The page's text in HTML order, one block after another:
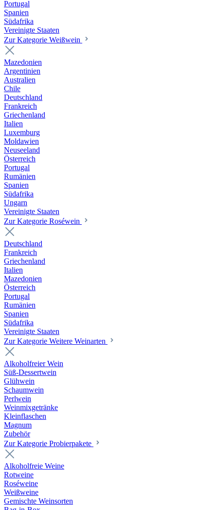
Portugal
Spanien
Südafrika
Vereinigte Staaten
Zur Kategorie Weißwein
Mazedonien
Argentinien
Australien
Chile
Deutschland
Frankreich
Griechenland
Italien
Luxemburg
Moldawien
Neuseeland
Österreich
Portugal
Rumänien
Spanien
Südafrika
Ungarn
Vereinigte Staaten
Zur Kategorie Roséwein
Deutschland
Frankreich
Griechenland
Italien
Mazedonien
Österreich
Portugal
Rumänien
Spanien
Südafrika
Vereinigte Staaten
Zur Kategorie Weitere Weinarten
Alkoholfreier Wein
Süß-Dessertwein
Glühwein
Schaumwein
Perlwein
Weinmixgetränke
Kleinflaschen
Magnum
Zubehör
Zur Kategorie Probierpakete
Alkoholfreie Weine
Rotweine
Roséweine
Weißweine
Gemischte Weinsorten